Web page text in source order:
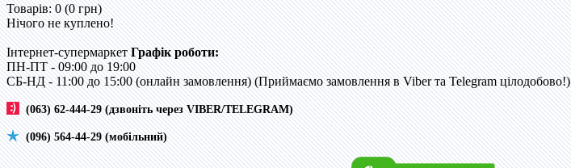
Товарів: 0 (0 грн)
Нічого не куплено!
Інтернет-супермаркет Графік роботи:
ПН-ПТ - 09:00 до 19:00
CБ-НД - 11:00 до 15:00 (онлайн замовлення) (Приймаємо замовлення в Viber та Telegram цілодобово!)
(063) 62-444-29 (дзвоніть через VIBER/TELEGRAM)
(096) 564-44-29 (мобільний)